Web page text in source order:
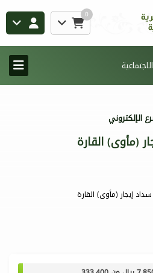
0
الإلكتروني
(مأوى) القارة
سداد إيجار (مأوى) القارة